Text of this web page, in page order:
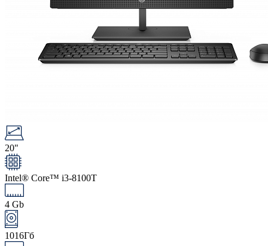
20"
Intel® Core™ i3-8100T
4 Gb
1016Гб